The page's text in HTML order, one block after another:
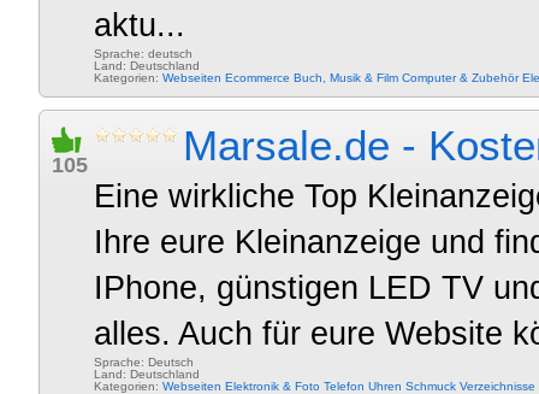
aktu...
Sprache: deutsch
Land: Deutschland
Kategorien: Webseiten Ecommerce Buch, Musik & Film Computer & Zubehör
105 Marsale.de -
Eine wirkliche Top
Ihre eure Kleinanzeige und
IPhone, günstigen LED TV
alles. Auch für eure Website
Sprache: Deutsch
Land: Deutschland
Kategorien: Webseiten Elektronik & Foto Telefon Uhren Schmuck Verzeichnisse